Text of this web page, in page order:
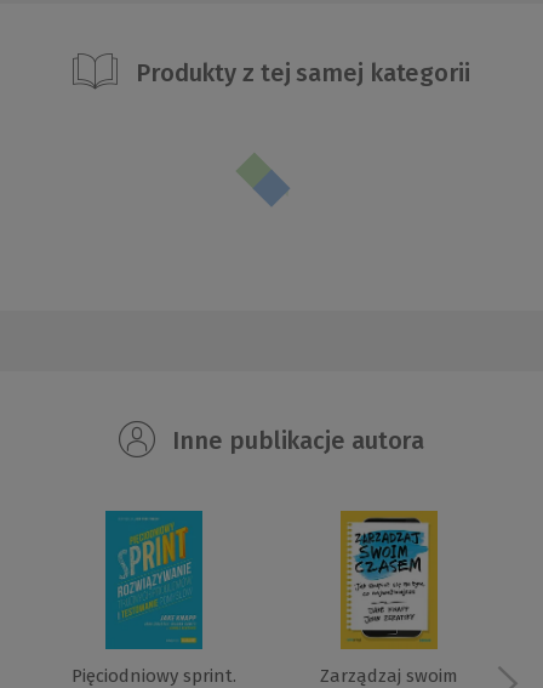
Produkty z tej samej kategorii
Inne publikacje autora
Pięciodniowy sprint.
Zarządzaj swoim